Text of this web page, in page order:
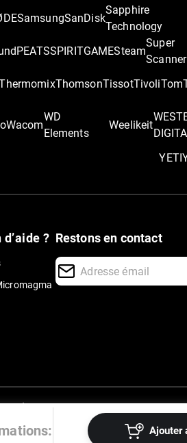
Ajouter
SamsungSanDisk
Sapphire
Technology
SPIRITGAMESteam
Super
Scanner
ThomsonTissotTivoli
Wacom
WD
Elements
Weelikeit
DIGITA
YETI
? Restons en contact